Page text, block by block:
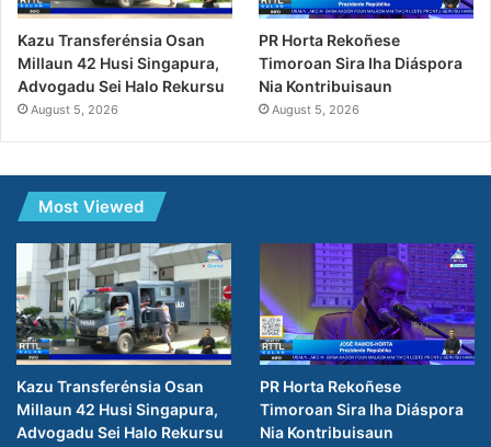
Kazu Transferénsia Osan
Millaun 42 Husi Singapura,
Advogadu Sei Halo Rekursu
August 5, 2026
PR Horta Rekoñese
Timoroan Sira Iha Diáspora
Nia Kontribuisaun
August 5, 2026
Most Viewed
Kazu Transferénsia Osan
Millaun 42 Husi Singapura,
Advogadu Sei Halo Rekursu
PR Horta Rekoñese
Timoroan Sira Iha Diáspora
Nia Kontribuisaun